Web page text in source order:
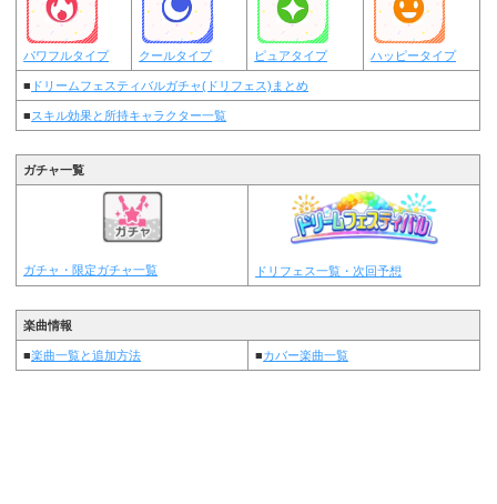
パワフルタイプ クールタイプ ピュアタイプ ハッピータイプ
■ ドリームフェスティバルガチャ(ドリフェス)まとめ
■スキル効果と所持キャラクター一覧
ガチャ一覧
ガチャ・限定ガチャ一覧 ドリフェス一覧・次回予想
楽曲情報
■楽曲一覧と追加方法 ■カバー楽曲一覧